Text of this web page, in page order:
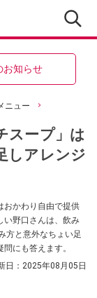
お知らせ
ニュー
スープ」は
しアレンジ
おかわり自由で提供
い野口さんは、飲み
方と意外なちょい足
にも答えます。
日： 2025年08月05日